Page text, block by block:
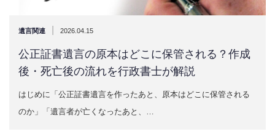
遺言関連 2026.04.15
公正証書遺言の原本はどこに保管される？作成
後・死亡後の流れを行政書士が解説
はじめに「公正証書遺言を作ったあと、原本はどこに保管される
のか」「遺言者が亡くなったあと、…